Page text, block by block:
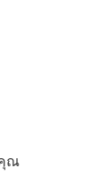
ณ